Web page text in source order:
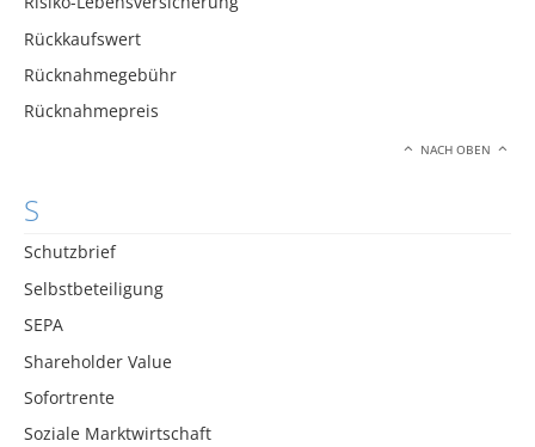
Rückkaufswert
Rücknahmegebühr
Rücknahmepreis
NACH OBEN
S
Schutzbrief
Selbstbeteiligung
SEPA
Shareholder Value
Sofortrente
Soziale Marktwirtschaft